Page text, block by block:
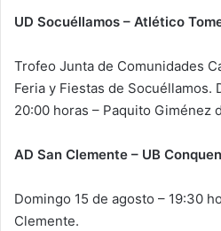
UD Socuéllamos – Atlético
Trofeo Junta de Comunidades
Feria y Fiestas de Socuéllamos.
20:00 horas – Paquito Giménez
AD San Clemente – UB
Domingo 15 de agosto – 19:30
Clemente.